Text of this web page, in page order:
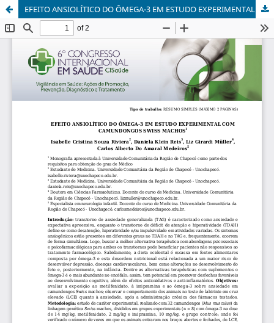
EFEITO ANSIOLÍTICO DO ÔMEGA-3 EM ESTUDO EXPERIMENTAL COM CAMUNDONGOS SWISS MACHOS